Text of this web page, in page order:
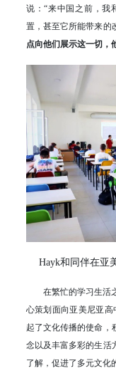
说：“来中国之前，我
置，甚至它所能带来的
点向他们展示这一切，
Hayk和同伴在亚
在繁忙的学习生活
心策划面向亚美尼亚高
起了文化传播的使命，
念以及丰富多彩的生活
了解，促进了多元文化